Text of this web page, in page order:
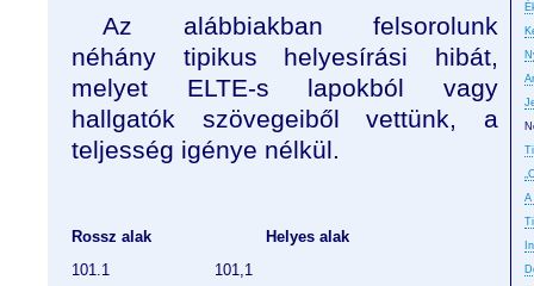
A
Az alábbiakban felsorolunk
néhány tipikus helyesírási hibát,
melyet ELTE-s lapokból vagy
hallgatók szövegeiből vettünk, a
teljesség igénye nélkül.
Rossz alak                        Helyes alak
101.1                      101,1